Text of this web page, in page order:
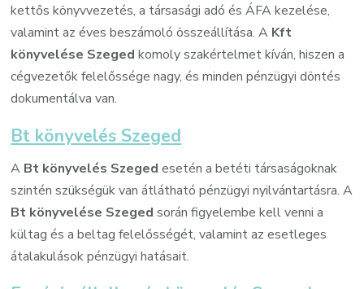
kettős könyvvezetés, a társasági adó és ÁFA kezelése,
valamint az éves beszámoló összeállítása. A Kft
könyvelése Szeged komoly szakértelmet kíván, hiszen a
cégvezetők felelőssége nagy, és minden pénzügyi döntés
dokumentálva van.
Bt könyvelés Szeged
A Bt könyvelés Szeged esetén a betéti társaságoknak
szintén szükségük van átlátható pénzügyi nyilvántartásra. A
Bt könyvelése Szeged során figyelembe kell venni a
kültag és a beltag felelősségét, valamint az esetleges
átalakulások pénzügyi hatásait.